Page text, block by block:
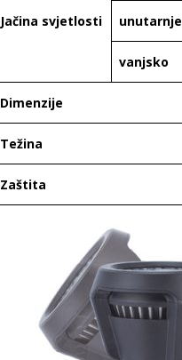
Jačina svjetlosti unutarnje
vanjsko
Dimenzije
Težina
Zaštita